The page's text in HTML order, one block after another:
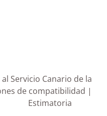
Servicio Canario de la
de compatibilidad |
Estimatoria